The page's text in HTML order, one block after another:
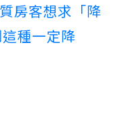
房客想求「降
種一定降